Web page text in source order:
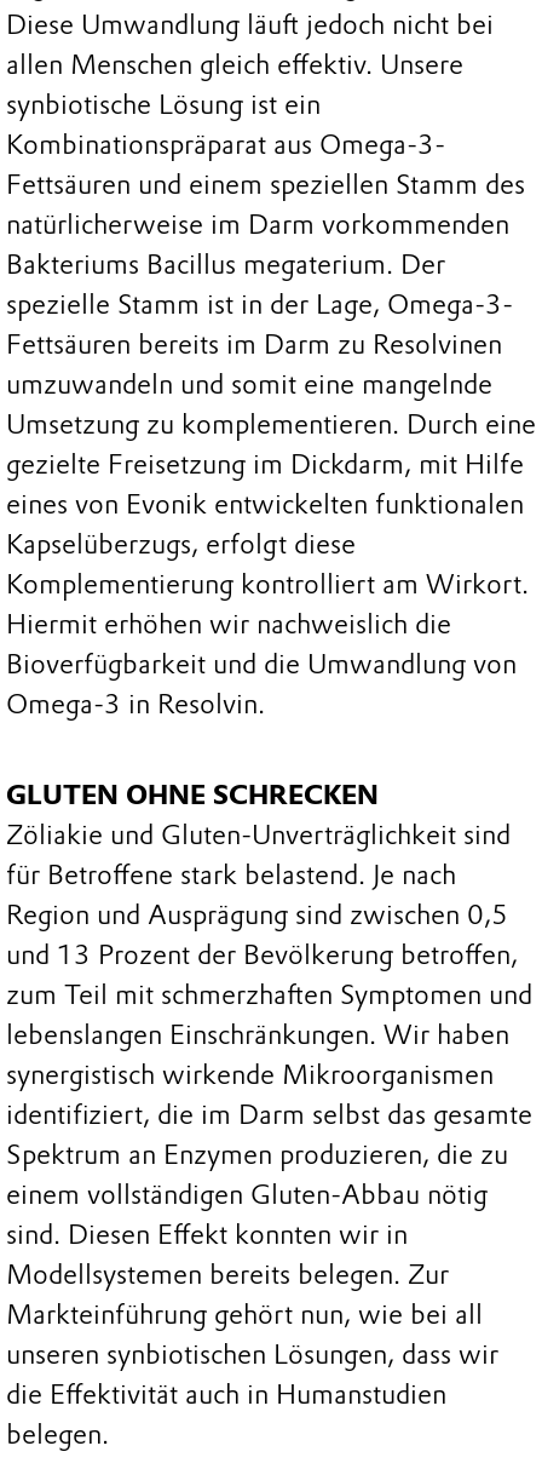
Diese Umwandlung läuft jedoch nicht bei
allen Menschen gleich effektiv. Unsere
synbiotische Lösung ist ein
Kombinationspräparat aus Omega-3-
Fettsäuren und einem speziellen Stamm des
natürlicherweise im Darm vorkommenden
Bakteriums Bacillus megaterium. Der
spezielle Stamm ist in der Lage, Omega-3-
Fettsäuren bereits im Darm zu Resolvinen
umzuwandeln und somit eine mangelnde
Umsetzung zu komplementieren. Durch eine
gezielte Freisetzung im Dickdarm, mit Hilfe
eines von Evonik entwickelten funktionalen
Kapselüberzugs, erfolgt diese
Komplementierung kontrolliert am Wirkort.
Hiermit erhöhen wir nachweislich die
Bioverfügbarkeit und die Umwandlung von
Omega-3 in Resolvin.
GLUTEN OHNE SCHRECKEN
Zöliakie und Gluten-Unverträglichkeit sind
für Betroffene stark belastend. Je nach
Region und Ausprägung sind zwischen 0,5
und 13 Prozent der Bevölkerung betroffen,
zum Teil mit schmerzhaften Symptomen und
lebenslangen Einschränkungen. Wir haben
synergistisch wirkende Mikroorganismen
identifiziert, die im Darm selbst das gesamte
Spektrum an Enzymen produzieren, die zu
einem vollständigen Gluten-Abbau nötig
sind. Diesen Effekt konnten wir in
Modellsystemen bereits belegen. Zur
Markteinführung gehört nun, wie bei all
unseren synbiotischen Lösungen, dass wir
die Effektivität auch in Humanstudien
belegen.